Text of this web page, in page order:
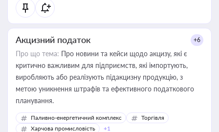
Акцизний податок +6
Про що тема: Про новини та кейси щодо акцизу, які є
критично важливим для підприємств, які імпортують,
виробляють або реалізують підакцизну продукцію, з
метою уникнення штрафів та ефективного податкового
планування.
Паливно-енергетичний комплекс
Торгівля
Харчова промисловість
+1